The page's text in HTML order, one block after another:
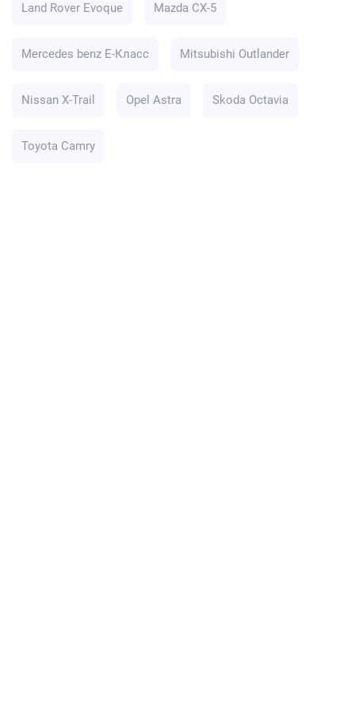
Land Rover Evoque Mazda CX-5
Mercedes benz E-Класс Mitsubishi Outlander
Nissan X-Trail Opel Astra Skoda Octavia
Toyota Camry